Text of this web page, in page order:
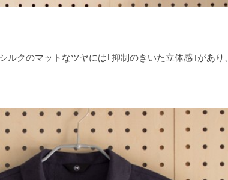
クのマットなツヤには｢抑制のきいた立体感｣があり、